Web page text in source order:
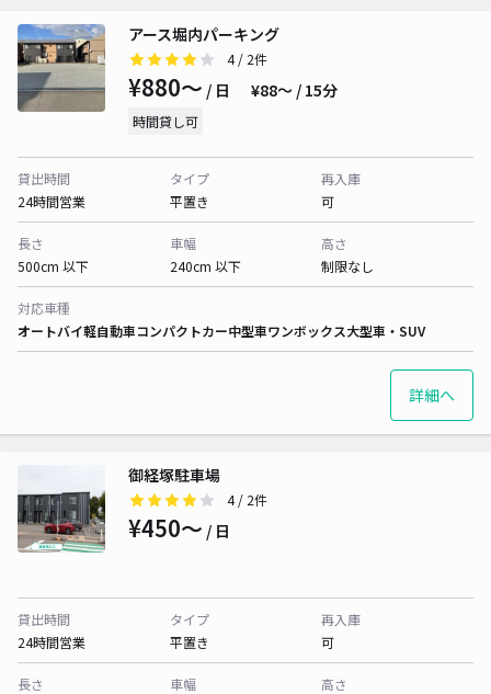
アース堀内パーキング
4/ 2件
¥880〜 / 日 ¥88〜 / 15分
時間貸し可
貸出時間
24時間営業
タイプ
平置き
再入庫
可
長さ
500cm 以下
車幅
240cm 以下
高さ
制限なし
対応車種
オートバイ軽自動車コンパクトカー中型車ワンボックス大型車・SUV
詳細へ
御経塚駐車場
4/ 2件
¥450〜 / 日
貸出時間
24時間営業
タイプ
平置き
再入庫
可
長さ
車幅
高さ